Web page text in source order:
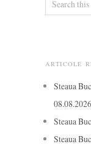
ARTICOLE
Steaua
08.08.2026
Steaua
Steaua